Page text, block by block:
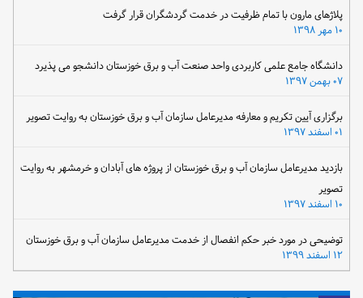
پلاژهای مارون با تمام ظرفیت در خدمت گردشگران قرار گرفت
دانشگاه جامع علمی کاربردی واحد صنعت آب و برق خوزستان دانشجو می پذیرد
۰۷ بهمن ۱۳۹۷
برگزاری آیین تکریم و معارفه مدیرعامل سازمان آب و برق خوزستان به روایت تصویر
بازدید مدیرعامل سازمان آب و برق خوزستان از پروژه های آبادان و خرمشهر به روایت
تصویر
توضیحی در مورد خبر حکم انفصال از خدمت مدیرعامل سازمان آب و برق خوزستان
۱۲ اسفند ۱۳۹۹